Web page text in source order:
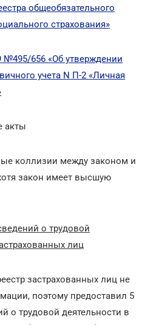
общеобязательного
страхования»
№495/656 «Об утверждении
учета N П-2 «Личная
акты
коллизии между законом и
закон имеет высшую
о трудовой
лиц
застрахованных лиц не
поэтому предоставил 5
о трудовой деятельности в